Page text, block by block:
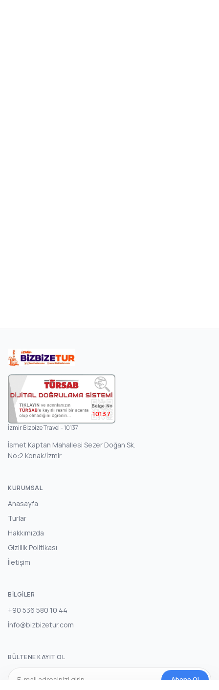
10137
İzmir Bizbize Travel - 10137
İsmet Kaptan Mahallesi Sezer Doğan Sk.
No:2 Konak/İzmir
KURUMSAL
Anasayfa
Turlar
Hakkımızda
Gizlilik Politikası
İletişim
BILGILER
+90 536 580 10 44
İnfo@bizbizetur.com
BÜLTENE KAYIT OL
Abone Ol